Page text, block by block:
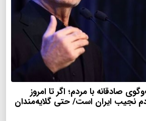
صادقانه با مردم؛ اگر تا امروز
نجیب ایران است/ حتی گلایه‌مندان